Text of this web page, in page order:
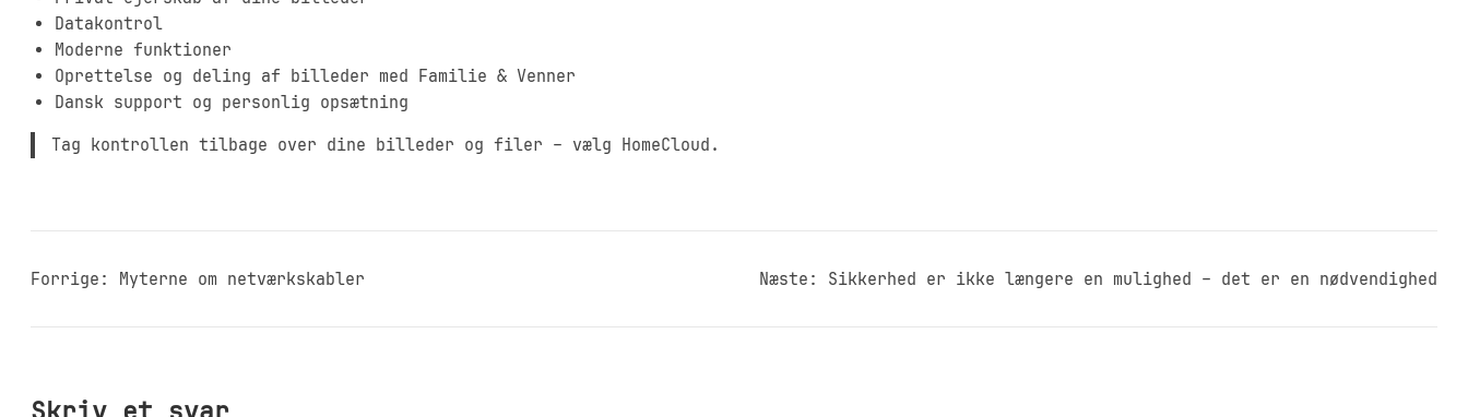
Datakontrol
Moderne funktioner
Oprettelse og deling af billeder med Familie & Venner
Dansk support og personlig opsætning
Tag kontrollen tilbage over dine billeder og filer – vælg HomeCloud.
Forrige: Myterne om netværkskabler Næste: Sikkerhed er ikke længere en mulighed – det er en nødvendighed